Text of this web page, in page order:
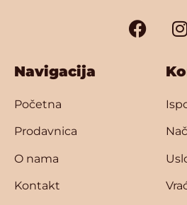
Navigacija
Početna
Prodavnica
O nama
Kontakt